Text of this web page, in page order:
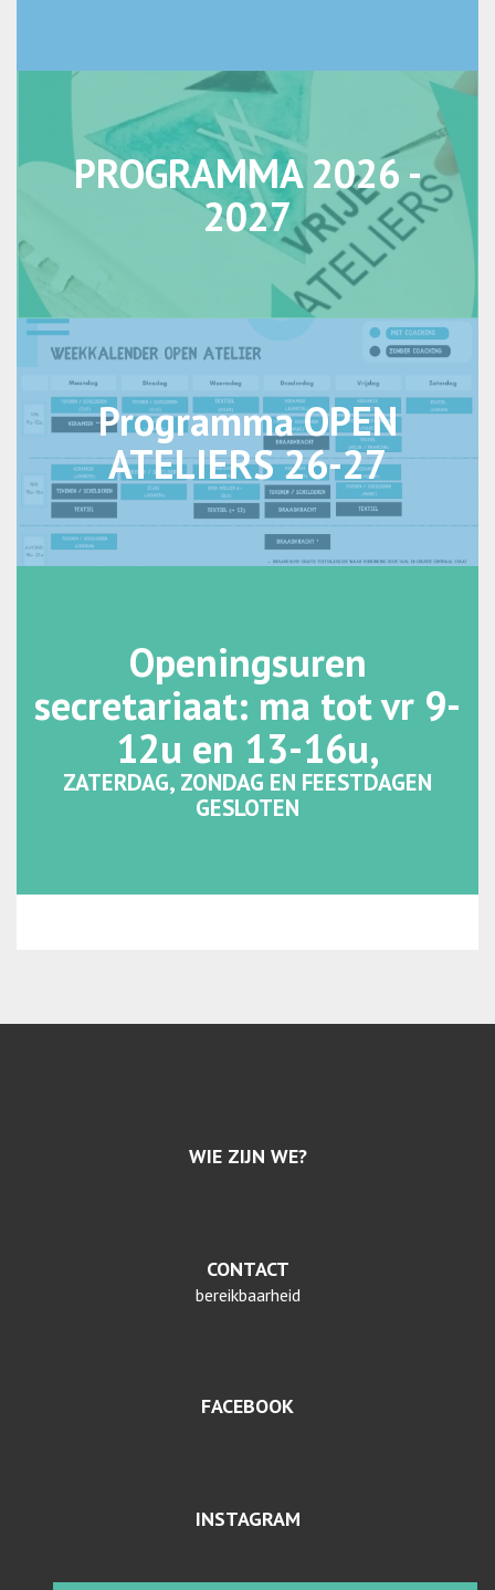
PROGRAMMA 2026 -
2027
Programma OPEN
ATELIERS 26-27
Openingsuren
secretariaat: ma tot vr 9-
12u en 13-16u,
ZATERDAG, ZONDAG EN FEESTDAGEN
GESLOTEN
WIE ZIJN WE?
CONTACT
bereikbaarheid
FACEBOOK
INSTAGRAM